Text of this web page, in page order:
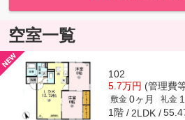
空室一覧
102
5.7万円 (管理費
敷金 0ヶ月 礼金
1階 2LDK